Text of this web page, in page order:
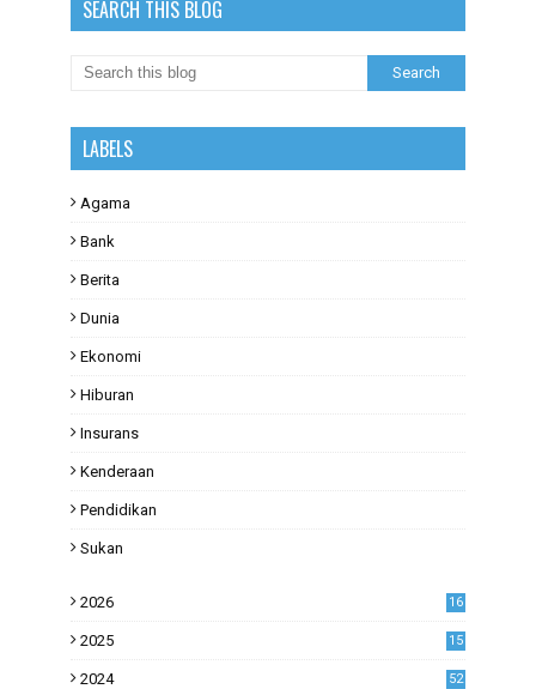
SEARCH THIS BLOG
LABELS
Agama
Bank
Berita
Dunia
Ekonomi
Hiburan
Insurans
Kenderaan
Pendidikan
Sukan
2026 16
2025 15
2024 52